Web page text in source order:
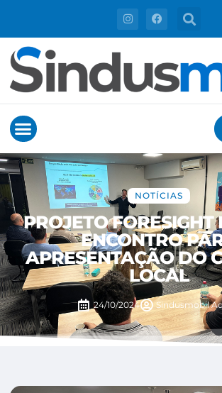
NOTÍCIAS
PROJETO FORESIGHT
ENCONTRO
APRESENTAÇÃO DO
LOCAL
24/10/2024 Sindusmobil